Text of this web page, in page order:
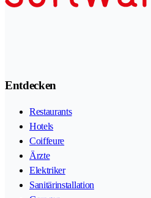
Entdecken
Restaurants
Hotels
Coiffeure
Ärzte
Elektriker
Sanitärinstallation